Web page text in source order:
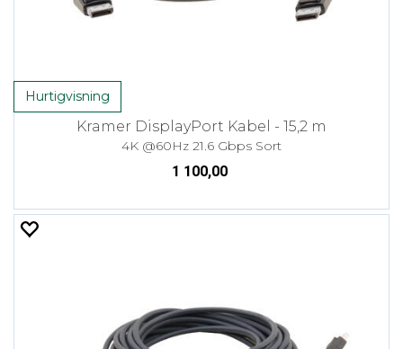
Hurtigvisning
Kramer DisplayPort Kabel - 15,2 m
4K @60Hz 21.6 Gbps Sort
1 100,00